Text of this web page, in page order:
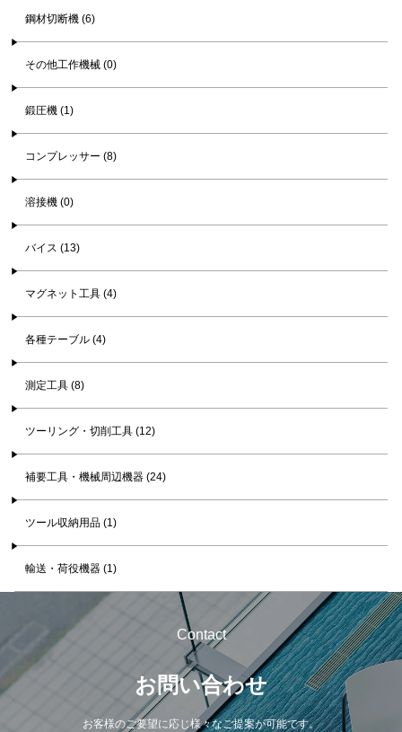
鋼材切断機 (6)
その他工作機械 (0)
鍛圧機 (1)
コンプレッサー (8)
溶接機 (0)
バイス (13)
マグネット工具 (4)
各種テーブル (4)
測定工具 (8)
ツーリング・切削工具 (12)
補要工具・機械周辺機器 (24)
ツール収納用品 (1)
輸送・荷役機器 (1)
Contact
お問い合わせ
お客様のご要望に応じ様々なご提案が可能です。